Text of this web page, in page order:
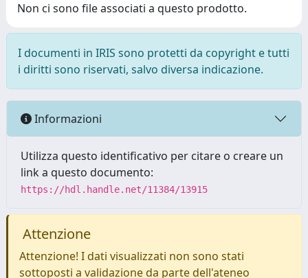
Non ci sono file associati a questo prodotto.
I documenti in IRIS sono protetti da copyright e tutti
i diritti sono riservati, salvo diversa indicazione.
Informazioni
Utilizza questo identificativo per citare o creare un
link a questo documento:
https://hdl.handle.net/11384/13915
Attenzione
Attenzione! I dati visualizzati non sono stati
sottoposti a validazione da parte dell'ateneo